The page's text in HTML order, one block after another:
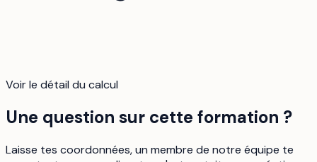
Voir le détail du calcul
Une question sur cette formation ?
Laisse tes coordonnées, un membre de notre équipe te